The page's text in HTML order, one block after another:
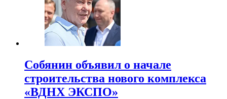
Собянин объявил о начале
строительства нового комплекса
«ВДНХ ЭКСПО»